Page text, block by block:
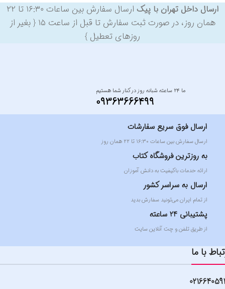
ارسال داخل تهران با پیک
ارسال سفارش بین ساعات ۱۶:۳۰ تا ۲۲
همان روز، در صورت ثبت سفارش تا قبل از ساعت ۱۵ { بغیر از
روزهای تعطیل }
ما ۲۴ ساعته شبانه روز در کنار شما هستیم
09363666499
ارسال فوق سریع سفارشات
ارسال سفارش بین ساعات ۱۶:۳۰ تا ۲۲ همان روز
به روزترین فروشگاه کتاب
ارائه خدمات باکیفیت به دانش آموزان
ارسال به سراسر کشور
از تمام ایران می‌تونید سفارش بدید
پشتیبانی 24 ساعته
از طریق تلفن و چت آنلاین سایت
با ما